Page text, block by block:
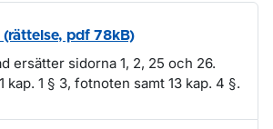
(rättelse, pdf 78kB)
ersätter sidorna 1, 2, 25 och 26.
kap. 1 § 3, fotnoten samt 13 kap. 4 §.